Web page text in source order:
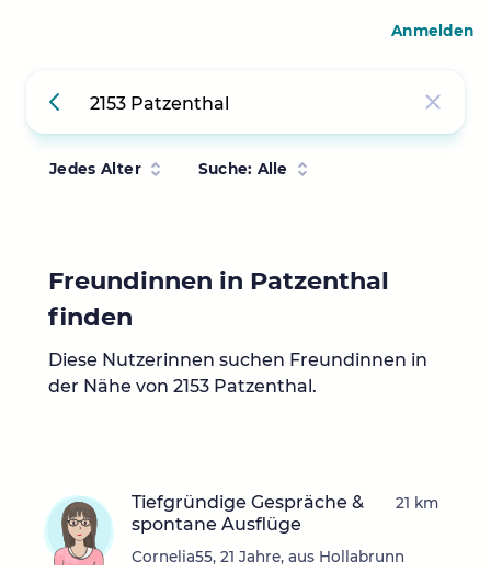
Jedes Alter Suche: Alle
Freundinnen in Patzenthal
finden
Diese Nutzerinnen suchen Freundinnen in
der Nähe von 2153 Patzenthal.
Tiefgründige Gespräche &
spontane Ausflüge
Cornelia55, 21 Jahre, aus Hollabrunn
21 km
Anmelden